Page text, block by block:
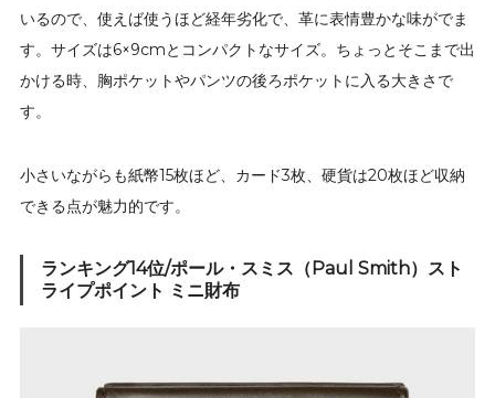
いるので、使えば使うほど経年劣化で、革に表情豊かな味がでま
す。サイズは6×9cmとコンパクトなサイズ。ちょっとそこまで出
かける時、胸ポケットやパンツの後ろポケットに入る大きさで
す。
小さいながらも紙幣15枚ほど、カード3枚、硬貨は20枚ほど収納
できる点が魅力的です。
ランキング14位/ポール・スミス（Paul Smith）スト
ライプポイント ミニ財布